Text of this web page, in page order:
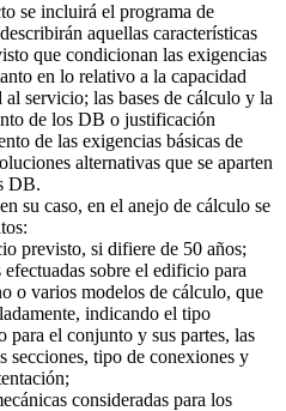
se incluirá el programa de
aquellas características
que condicionan las exigencias
en lo relativo a la capacidad
servicio; las bases de cálculo y la
de los DB o justificación
de las exigencias básicas de
alternativas que se aparten
DB.
su caso, en el anejo de cálculo se
previsto, si difiere de 50 años;
sobre el edificio para
o varios modelos de cálculo, que
indicando el tipo
para el conjunto y sus partes, las
secciones, tipo de conexiones y
consideradas para los